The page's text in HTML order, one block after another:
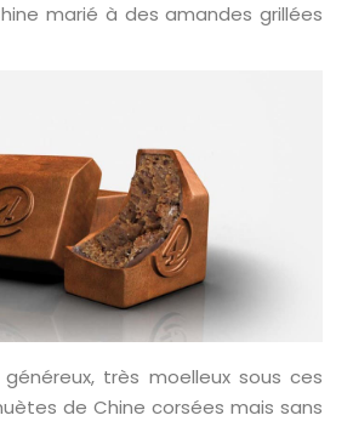
marié à des amandes grillées
très moelleux sous ces
de Chine corsées mais sans